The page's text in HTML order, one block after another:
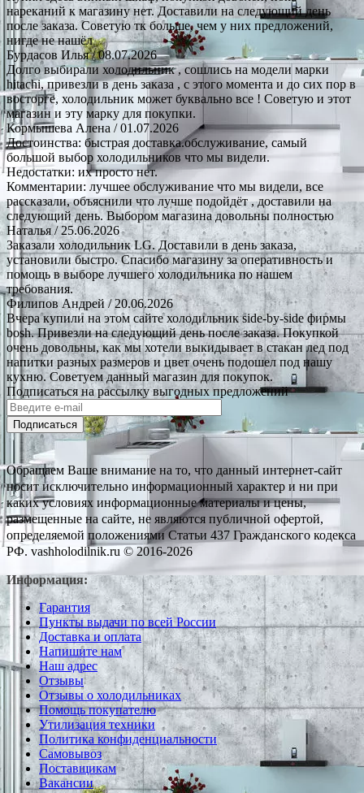
нареканий к магазину нет. Доставили на следующий день
после заказа. Советую тк больше, чем у них предложений,
нигде не нашёл
Бурдасов Илья/ 08.07.2026
Долго выбирали холодильник , сошлись на модели марки
hitachi, привезли в день заказа , с этого момента и до сих пор в
восторге, холодильник может буквально все ! Советую и этот
магазин и эту марку для покупки.
Кормышева Алена / 01.07.2026
Достоинства: быстрая доставка.обслуживание, самый
большой выбор холодильников что мы видели.
Недостатки: их просто нет.
Комментарии: лучшее обслуживание что мы видели, все
рассказали, объяснили что лучше подойдёт , доставили на
следующий день. Выбором магазина довольны полностью
Наталья/ 25.06.2026
Заказали холодильник LG. Доставили в день заказа,
установили быстро. Спасибо магазину за оперативность и
помощь в выборе лучшего холодильника по нашем
требования.
Филипов Андрей/ 20.06.2026
Вчера купили на этом сайте холодильник side-by-side фирмы
bosh. Привезли на следующий день после заказа. Покупкой
очень довольны, как мы хотели выкидывает в стакан лед под
напитки разных размеров и цвет очень подошел под нашу
кухню. Советуем данный магазин для покупок.
Подписаться на рассылку выгодных предложений
Подписаться
Обращаем Ваше внимание на то, что данный интернет-сайт
носит исключительно информационный характер и ни при
каких условиях информационные материалы и цены,
размещенные на сайте, не являются публичной офертой,
определяемой положениями Статьи 437 Гражданского кодекса
РФ. vashholodilnik.ru © 2016-2026
Информация:
Гарантия
Пункты выдачи по всей России
Доставка и оплата
Напишите нам
Наш адрес
Отзывы
Отзывы о холодильниках
Помощь покупателю
Утилизация техники
Политика конфиденциальности
Самовывоз
Поставщикам
Вакансии